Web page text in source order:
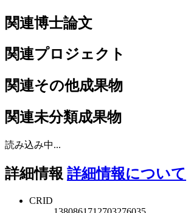
関連博士論文
関連プロジェクト
関連その他成果物
関連未分類成果物
読み込み中...
詳細情報 詳細情報について
CRID